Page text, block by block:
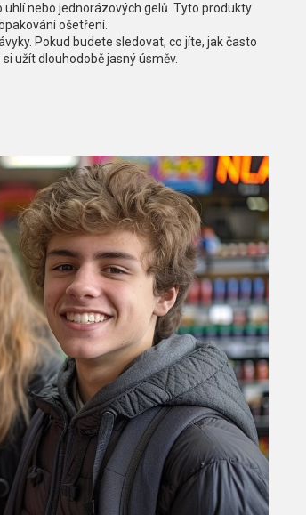
nebo jednorázových gelů. Tyto produkty
ošetření.
Pokud budete sledovat, co jíte, jak často
užít dlouhodobě jasný úsměv.